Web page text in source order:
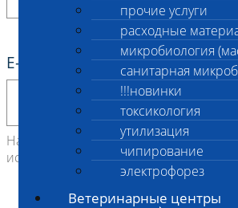
прочие услуги
расходные
микробиология
санитарная
!!!новинки
токсикология
утилизация
чипирование
электрофорез
Ветеринарные центры
E-mail
На этот адрес будут отправлены
исследования и чек.